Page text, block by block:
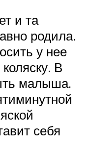
и та
родила.
у нее
В
малыша.
себя